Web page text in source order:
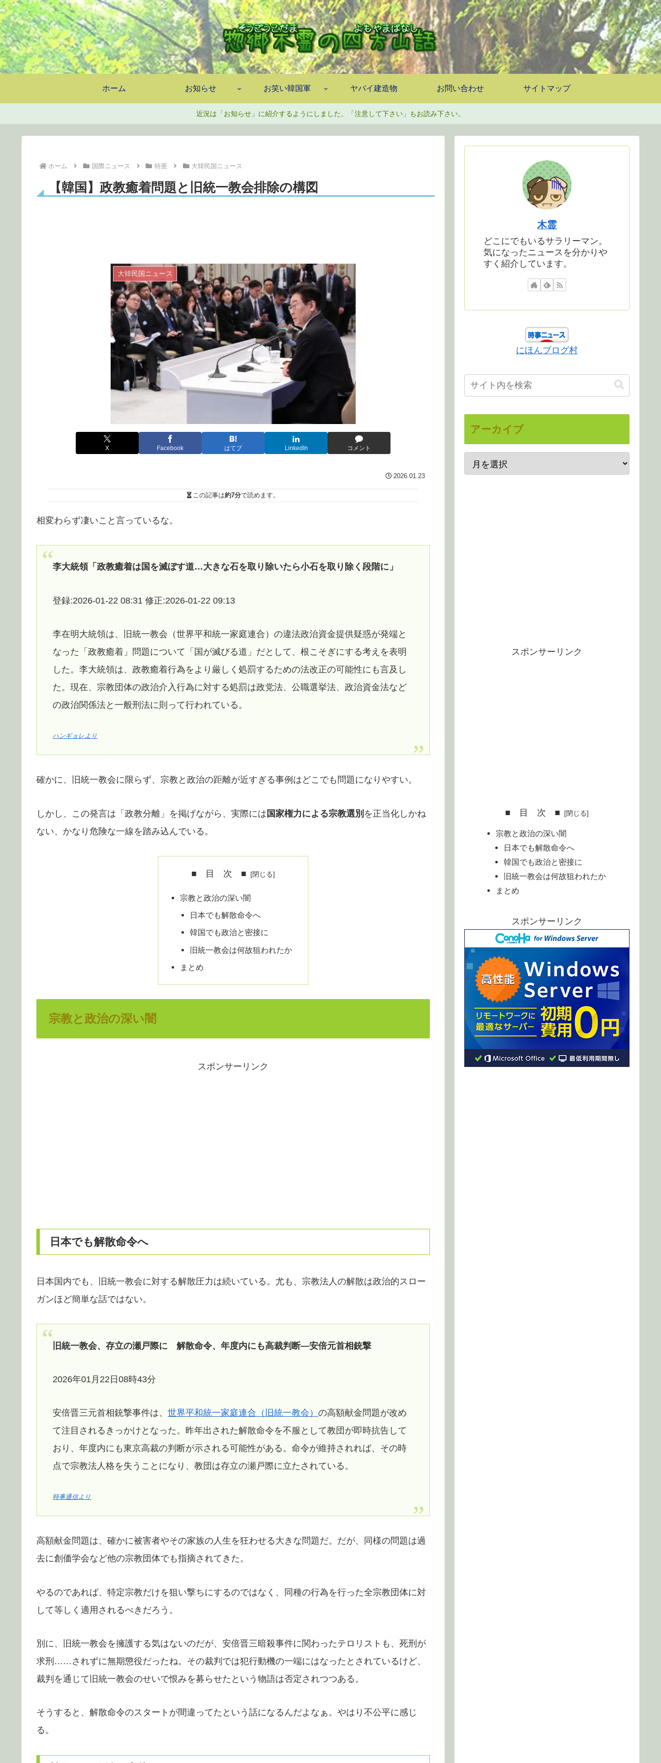
ホーム お知らせ お笑い韓国軍 ヤバイ建造物 お問い合わせ サイトマップ
近況は「お知らせ」に紹介するようにしました。「注意して下さい」もお読み下さい。
ホーム 国際ニュース 特亜 大韓民国ニュース
【韓国】政教癒着問題と旧統一教会排除の構図
大韓民国ニュース
X Facebook はてブ LinkedIn コメント
2026.01.23
この記事は約7分で読めます。
相変わらず凄いこと言っているな。
李大統領「政教癒着は国を滅ぼす道…大きな石を取り除いたら小石を取り除く段階に」
登録:2026-01-22 08:31 修正:2026-01-22 09:13
李在明大統領は、旧統一教会（世界平和統一家庭連合）の違法政治資金提供疑惑が発端と
なった「政教癒着」問題について「国が滅びる道」だとして、根こそぎにする考えを表明
した。李大統領は、政教癒着行為をより厳しく処罰するための法改正の可能性にも言及し
た。現在、宗教団体の政治介入行為に対する処罰は政党法、公職選挙法、政治資金法など
の政治関係法と一般刑法に則って行われている。
ハンギョレより
確かに、旧統一教会に限らず、宗教と政治の距離が近すぎる事例はどこでも問題になりやすい。
しかし、この発言は「政教分離」を掲げながら、実際には 国家権力による宗教選別 を正当化しかね
ない、かなり危険な一線を踏み込んでいる。
■ 目 次 ■
宗教と政治の深い闇
日本でも解散命令へ
韓国でも政治と密接に
旧統一教会は何故狙われたか
まとめ
宗教と政治の深い闇
スポンサーリンク
日本でも解散命令へ
日本国内でも、旧統一教会に対する解散圧力は続いている。尤も、宗教法人の解散は政治的スロー
ガンほど簡単な話ではない。
旧統一教会、存立の瀬戸際に 解散命令、年度内にも高裁判断―安倍元首相銃撃
2026年01月22日08時43分
安倍晋三元首相銃撃事件は、世界平和統一家庭連合（旧統一教会）の高額献金問題が改め
て注目されるきっかけとなった。昨年出された解散命令を不服として教団が即時抗告して
おり、年度内にも東京高裁の判断が示される可能性がある。命令が維持されれば、その時
点で宗教法人格を失うことになり、教団は存立の瀬戸際に立たされている。
時事通信より
高額献金問題は、確かに被害者やその家族の人生を狂わせる大きな問題だ。だが、同様の問題は過
去に創価学会など他の宗教団体でも指摘されてきた。
やるのであれば、特定宗教だけを狙い撃ちにするのではなく、同種の行為を行った全宗教団体に対
して等しく適用されるべきだろう。
別に、旧統一教会を擁護する気はないのだが、安倍晋三暗殺事件に関わったテロリストも、死刑が
求刑……されずに無期懲役だったね。その裁判では犯行動機の一端にはなったとされているけど、
裁判を通じて旧統一教会のせいで恨みを募らせたという物語は否定されつつある。
そうすると、解散命令のスタートが間違ってたという話になるんだよなぁ。やはり不公平に感じ
る。
木霊
どこにでもいるサラリーマン。
気になったニュースを分かりや
すく紹介しています。
にほんブログ村
アーカイブ
スポンサーリンク
■ 目 次 ■
宗教と政治の深い闇
日本でも解散命令へ
韓国でも政治と密接に
旧統一教会は何故狙われたか
まとめ
スポンサーリンク